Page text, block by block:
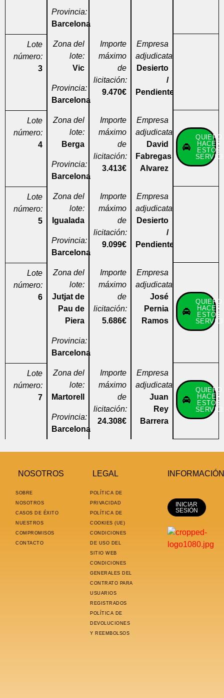
Provincia:
Barcelona
Lote
número:
3
Zona del
lote:
Vic
Provincia:
Barcelona
Importe
máximo
de
licitación:
9.470€
Empresa
adjudicataria:
Desierto
/
Pendiente
Lote
número:
4
Zona del
lote:
Berga
Provincia:
Barcelona
Importe
máximo
de
licitación:
3.413€
Empresa
adjudicataria:
David
Fabregas
Alvarez
QUIERO
HACER
ESTOS
Lote
número:
5
Zona del
lote:
Igualada
Provincia:
Barcelona
Importe
máximo
de
licitación:
9.099€
Empresa
adjudicataria:
Desierto
/
Pendiente
Lote
número:
6
Zona del
lote:
Jutjat de
Pau de
Piera
Provincia:
Barcelona
Importe
máximo
de
licitación:
5.686€
Empresa
adjudicataria:
José
Pernia
Ramos
QUIERO
HACER
ESTOS
Lote
número:
7
Zona del
lote:
Martorell
Provincia:
Barcelona
Importe
máximo
de
licitación:
24.308€
Empresa
adjudicataria:
Juan
Rey
Barrera
QUIERO
HACER
ESTOS
NOSOTROS
SOBRE
NOSOTROS
CASOS DE ÉXITO
NUESTROS
COMPROMISOS
CONTACTO
LEGAL
POLÍTICA DE
PRIVACIDAD
POLÍTICA DE
COOKIES (UE)
CONDICIONES
DE USO DEL
SITIO WEB
CONDICIONES
GENERALES DEL
CONTRATO PARA
USUARIOS
REGISTRADOS
POLÍTICA DE
DEVOLUCIONES
Y REEMBOLSOS
INFORMACIÓN
INICIAR
SESIÓN